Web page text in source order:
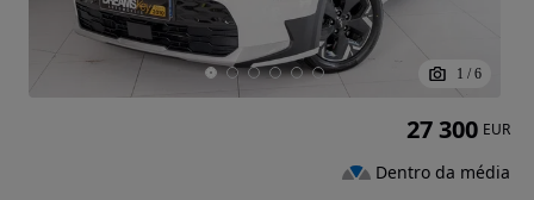
1 / 6
27 300 EUR
Dentro da média